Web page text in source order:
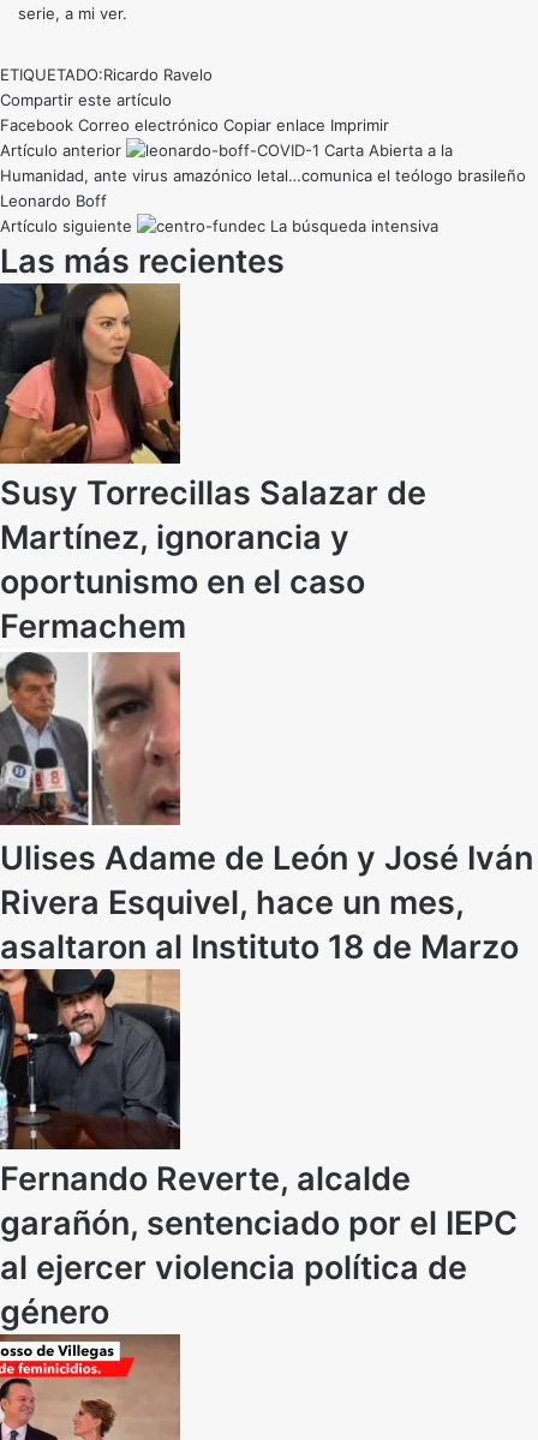
serie, a mi ver.
ETIQUETADO:Ricardo Ravelo
Compartir este artículo
Facebook Correo electrónico Copiar enlace Imprimir
Artículo anterior
Carta Abierta a la
Humanidad, ante virus amazónico letal…comunica el teólogo brasileño
Leonardo Boff
Artículo siguiente
La búsqueda intensiva
Las más recientes
Susy Torrecillas Salazar de
Martínez, ignorancia y
oportunismo en el caso
Fermachem
Ulises Adame de León y José Iván
Rivera Esquivel, hace un mes,
asaltaron al Instituto 18 de Marzo
Fernando Reverte, alcalde
garañón, sentenciado por el IEPC
al ejercer violencia política de
género